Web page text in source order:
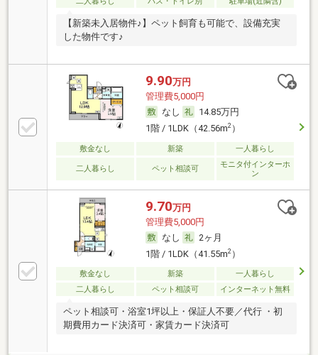
【新築未入居物件♪】ペット飼育も可能で、設備充実
した物件です♪
9.90万円
管理費5,000円
なし
14.85万円
1階 / 1LDK（42.56m2）
敷金なし 新築 一人暮らし
二人暮らし ペット相談可
モニタ付インターホ
ン
9.70万円
管理費5,000円
なし
2ヶ月
1階 / 1LDK（41.55m2）
敷金なし 新築
一人暮らし
二人暮らし
ペット相談可 インターネット無料
ペット相談可・浴室1坪以上・保証人不要／代行 ・初
期費用カード決済可・家賃カード決済可